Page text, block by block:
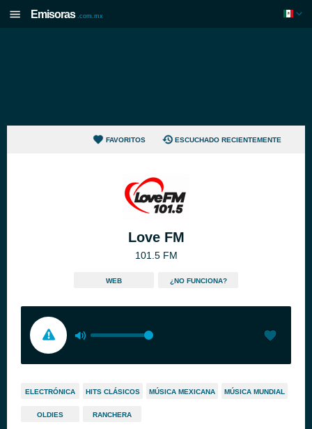
Emisoras .com.mx
FAVORITOS ESCUCHADO RECIENTEMENTE
Love FM
101.5 FM
WEB ¿NO FUNCIONA?
ELECTRÓNICA HITS CLÁSICOS MÚSICA MEXICANA MÚSICA MUNDIAL
OLDIES RANCHERA